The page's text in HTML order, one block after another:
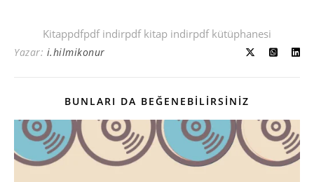
Kitappdfpdf indirpdf kitap indirpdf kütüphanesi
Yazar: i.hilmikonur
BUNLARI DA BEĞENEBILIRSINIZ